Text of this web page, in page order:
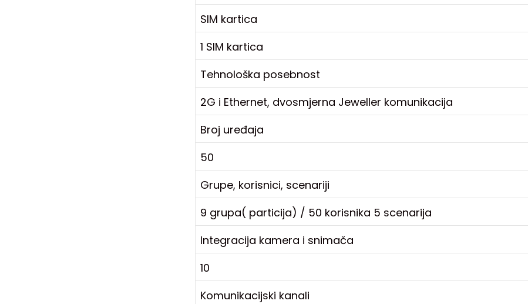
SIM kartica
1 SIM kartica
Tehnološka posebnost
2G i Ethernet, dvosmjerna Jeweller komunikacija
Broj uređaja
50
Grupe, korisnici, scenariji
9 grupa( particija) / 50 korisnika 5 scenarija
Integracija kamera i snimača
10
Komunikacijski kanali